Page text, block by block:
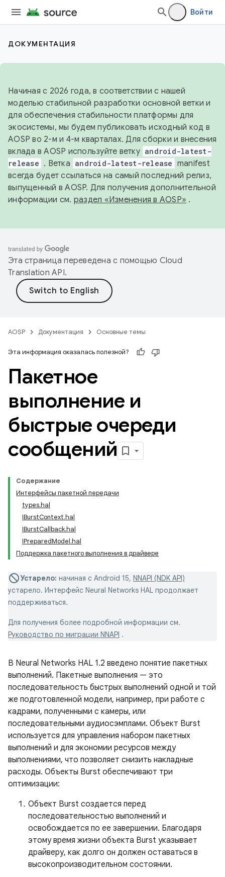
Войти
ДОКУМЕНТАЦИЯ
Начиная с 2026 года, в соответствии с нашей
моделью стабильной разработки основной ветки и
для обеспечения стабильности платформы для
экосистемы, мы будем публиковать исходный код в
AOSP во 2-м и 4-м кварталах. Для сборки и внесения
вклада в AOSP используйте ветку android-latest-
release . Ветка android-latest-release manifest
всегда будет ссылаться на самый последний релиз,
выпущенный в AOSP. Для получения дополнительной
информации см. раздел «Изменения в AOSP» .
Эта страница переведена с помощью Cloud
Translation API.
AOSP Документация Основные темы
Эта информация оказалась полезной?
Пакетное
выполнение и
быстрые очереди
сообщений
Содержание
Интерфейсы пакетной передачи
types.hal
IBurstContext.hal
IBurstCallback.hal
IPreparedModel.hal
Поддержка пакетного выполнения в драйвере
Устарело: начиная с Android 15, NNAPI (NDK API)
устарело. Интерфейс Neural Networks HAL продолжает
поддерживаться.
Для получения более подробной информации см.
Руководство по миграции NNAPI .
В Neural Networks HAL 1.2 введено понятие пакетных
выполнений. Пакетные выполнения — это
последовательность быстрых выполнений одной и той
же подготовленной модели, например, при работе с
кадрами, полученными с камеры, или
последовательными аудиосэмплами. Объект Burst
используется для управления набором пакетных
выполнений и для экономии ресурсов между
выполнениями, что позволяет снизить накладные
расходы. Объекты Burst обеспечивают три
оптимизации:
Объект Burst создается перед
последовательностью выполнений и
освобождается по ее завершении. Благодаря
этому время жизни объекта Burst указывает
драйверу, как долго он должен оставаться в
высокопроизводительном состоянии.